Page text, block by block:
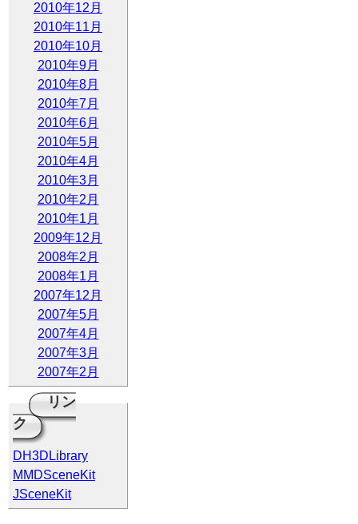
2010年12月
2010年11月
2010年10月
2010年9月
2010年8月
2010年7月
2010年6月
2010年5月
2010年4月
2010年3月
2010年2月
2010年1月
2009年12月
2008年2月
2008年1月
2007年12月
2007年5月
2007年4月
2007年3月
2007年2月
リン
ク
DH3DLibrary
MMDSceneKit
JSceneKit